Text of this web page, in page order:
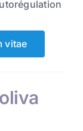
vitae